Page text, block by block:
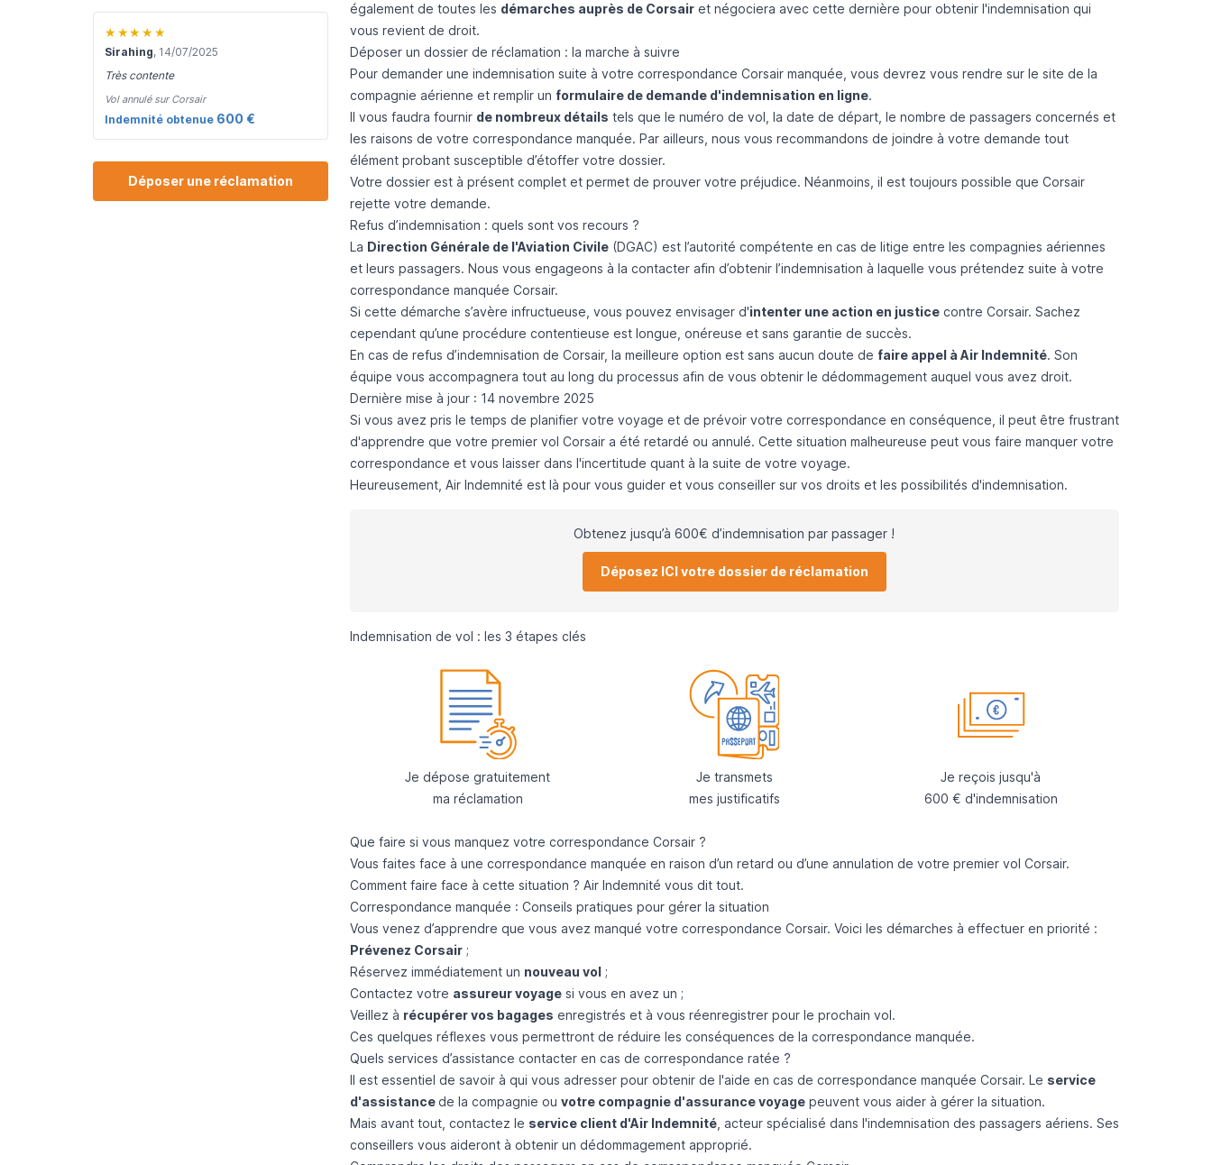
★★★★★
Sirahing, 14/07/2025
Très contente
Vol annulé sur Corsair
Indemnité obtenue 600 €
Déposer une réclamation
également de toutes les démarches auprès de Corsairet négociera avec cette dernière pour obtenir l'indemnisation qui
vous revient de droit.
Déposer un dossier de réclamation : la marche à suivre
Pour demander une indemnisation suite à votre correspondance Corsair manquée, vous devrez vous rendre sur le site de la
compagnie aérienne et remplir un formulaire de demande d'indemnisation en ligne.
Il vous faudra fournir de nombreux détails tels que le numéro de vol, la date de départ, le nombre de passagers concernés et
les raisons de votre correspondance manquée. Par ailleurs, nous vous recommandons de joindre à votre demande tout
élément probant susceptible d’étoffer votre dossier.
Votre dossier est à présent complet et permet de prouver votre préjudice. Néanmoins, il est toujours possible que Corsair
rejette votre demande.
Refus d’indemnisation : quels sont vos recours ?
La Direction Générale de l'Aviation Civile(DGAC) est l’autorité compétente en cas de litige entre les compagnies aériennes
et leurs passagers. Nous vous engageons à la contacter afin d’obtenir l’indemnisation à laquelle vous prétendez suite à votre
correspondance manquée Corsair.
Si cette démarche s’avère infructueuse, vous pouvez envisager d'intenter une action en justicecontre Corsair. Sachez
cependant qu’une procédure contentieuse est longue, onéreuse et sans garantie de succès.
En cas de refus d’indemnisation de Corsair, la meilleure option est sans aucun doute de faire appel à Air Indemnité. Son
équipe vous accompagnera tout au long du processus afin de vous obtenir le dédommagement auquel vous avez droit.
Dernière mise à jour : 14 novembre 2025
Si vous avez pris le temps de planifier votre voyage et de prévoir votre correspondance en conséquence, il peut être frustrant
d'apprendre que votre premier vol Corsair a été retardé ou annulé. Cette situation malheureuse peut vous faire manquer votre
correspondance et vous laisser dans l'incertitude quant à la suite de votre voyage.
Heureusement, Air Indemnité est là pour vous guider et vous conseiller sur vos droits et les possibilités d'indemnisation.
Obtenez jusqu’à 600€ d’indemnisation par passager !
Déposez ICI votre dossier de réclamation
Indemnisation de vol : les 3 étapes clés
Je dépose gratuitement
ma réclamation
Je transmets
mes justificatifs
Je reçois jusqu'à
600 € d'indemnisation
Que faire si vous manquez votre correspondance Corsair ?
Vous faites face à une correspondance manquée en raison d’un retard ou d’une annulation de votre premier vol Corsair.
Comment faire face à cette situation ? Air Indemnité vous dit tout.
Correspondance manquée : Conseils pratiques pour gérer la situation
Vous venez d’apprendre que vous avez manqué votre correspondance Corsair. Voici les démarches à effectuer en priorité :
Prévenez Corsair;
Réservez immédiatement un nouveau vol;
Contactez votre assureur voyagesi vous en avez un ;
Veillez à récupérer vos bagages enregistrés et à vous réenregistrer pour le prochain vol.
Ces quelques réflexes vous permettront de réduire les conséquences de la correspondance manquée.
Quels services d’assistance contacter en cas de correspondance ratée ?
Il est essentiel de savoir à qui vous adresser pour obtenir de l'aide en cas de correspondance manquée Corsair. Le service
d'assistancede la compagnie ou votre compagnie d'assurance voyagepeuvent vous aider à gérer la situation.
Mais avant tout, contactez le service client d'Air Indemnité, acteur spécialisé dans l'indemnisation des passagers aériens. Ses
conseillers vous aideront à obtenir un dédommagement approprié.